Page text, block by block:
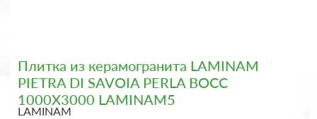
Плитка из керамогранита LAMINAM
PIETRA DI SAVOIA PERLA BOCC
1000X3000 LAMINAM5
LAMINAM